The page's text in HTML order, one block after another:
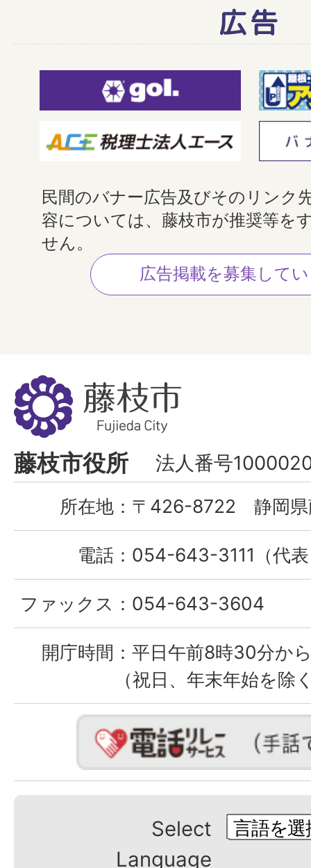
広告
民間のバナー広告及びそのリンク
容については、藤枝市が推奨等を
せん。
広告掲載を募集して
藤
枝
市
Fujieda
City
藤枝市役所 法人番号
所在地： 〒426-8722 静岡県
電話： 054-643-3111（代
ファックス： 054-643-3604
開庁時間： 平日午前8時30分か
（祝日、年末年始を除
Select
Language